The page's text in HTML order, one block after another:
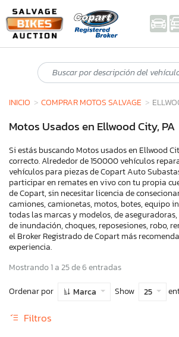
INICIO COMPRAR MOTOS SALVAGE
Motos Usados en Ellwood City, PA
Si estás buscando Motos usados en Ellwood
correcto. Alrededor de 150000 vehículos
vehículos para piezas de Copart Auto
participar en remates en vivo con tu propia
de Copart, sin necesitar licencia de
camiones, camionetas, motos, botes, equipo
todas las marcas y modelos, de
de inundación, choques, reposesiones, robo,
el Broker Registrado de Copart más
experiencia.
Mostrando 1 a 25 de 6 entradas
Ordenar por
Marca Show 25
Filtros